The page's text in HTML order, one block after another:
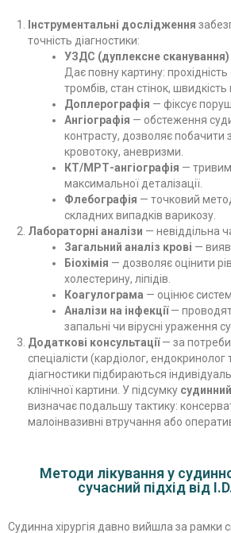
Інструментальні дослідження
точність діагностики:
УЗДС (дуплексне сканування)
Дає повну картину:
тромбів, стан стінок, швидкість
Доплерографія — фіксує
Ангіографія — обстеження
контрасту, дозволяє
кровотоку, аневризми.
КТ/МРТ-ангіографія —
максимальної деталізації.
Флебографія — точковий
складних випадків варикозу.
Лабораторні аналізи — невіддільна
Загальний аналіз крові —
Біохімія — дозволяє оцінити
холестерину, ліпідів.
Коагулограма — оцінює
Аналізи на інфекції—
запальні чи вірусні ураження
Додаткові консультації— за потреби
спеціалісти (кардіолог,
діагностики підбираються
клінічної картини. У підсумку
визначає подальшу тактику:
малоінвазивні втручання або
Методи лікування у
сучасний підхід від
Судинна хірургія давно вийшла за рамки